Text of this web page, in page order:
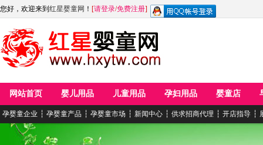
您好，欢迎来到 红星婴童网 ！ [请登录/免费注册]
网站首页 婴儿用品 儿童用品 孕妇用品 婴童店
孕婴童企业 ┆ 孕婴童产品 ┆ 孕婴童市场 ┆ 新闻中心 ┆ 供求招商代理 ┆ 开店指导 ┆